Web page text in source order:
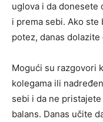
uglova i da donesete
i prema sebi. Ako
potez, danas dolazite
Mogući su razgovori
kolegama ili
sebi i da ne
balans. Danas učite